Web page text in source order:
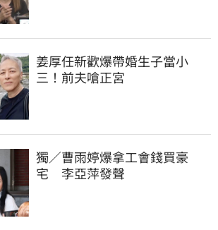
姜厚任新歡爆帶婚生子當小
三！前夫嗆正宮
獨／曹雨婷爆拿工會錢買豪
宅　李亞萍發聲